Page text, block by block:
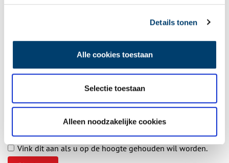
Details tonen
Alle cookies toestaan
Selectie toestaan
Alleen noodzakelijke cookies
Vereiste velden zijn gemarkeerd met *. Het e-mailadres wordt niet
Naam*
E-mail*
Vink dit aan als u op de hoogte gehouden wil worden.